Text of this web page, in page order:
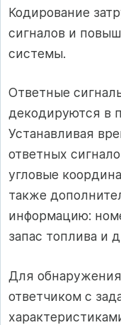
Кодирование
сигналов и
системы.
Ответные
декодируются в
Устанавливая
ответных
угловые
также
информацию:
запас топлива и
Для обнаружения
ответчиком с